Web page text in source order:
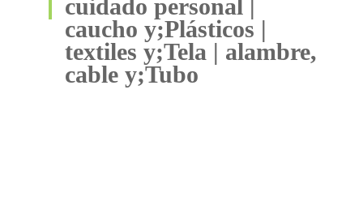
cuidado personal |
caucho y;Plásticos |
textiles y;Tela | alambre,
cable y;Tubo